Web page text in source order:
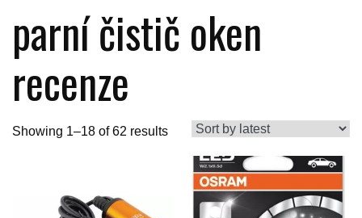
parní čistič oken
recenze
Showing 1–18 of 62 results